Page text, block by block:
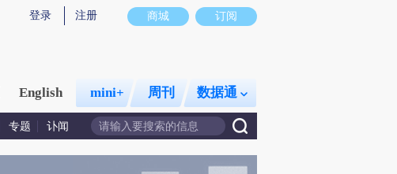
商城 订阅
登录 注册
English mini+ 周刊 数据通
专题 讣闻